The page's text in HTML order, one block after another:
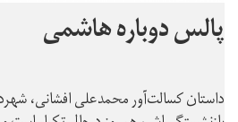
پالس دوباره هاشمی
داستان کسالت‌آور محمدعلی افشانی،